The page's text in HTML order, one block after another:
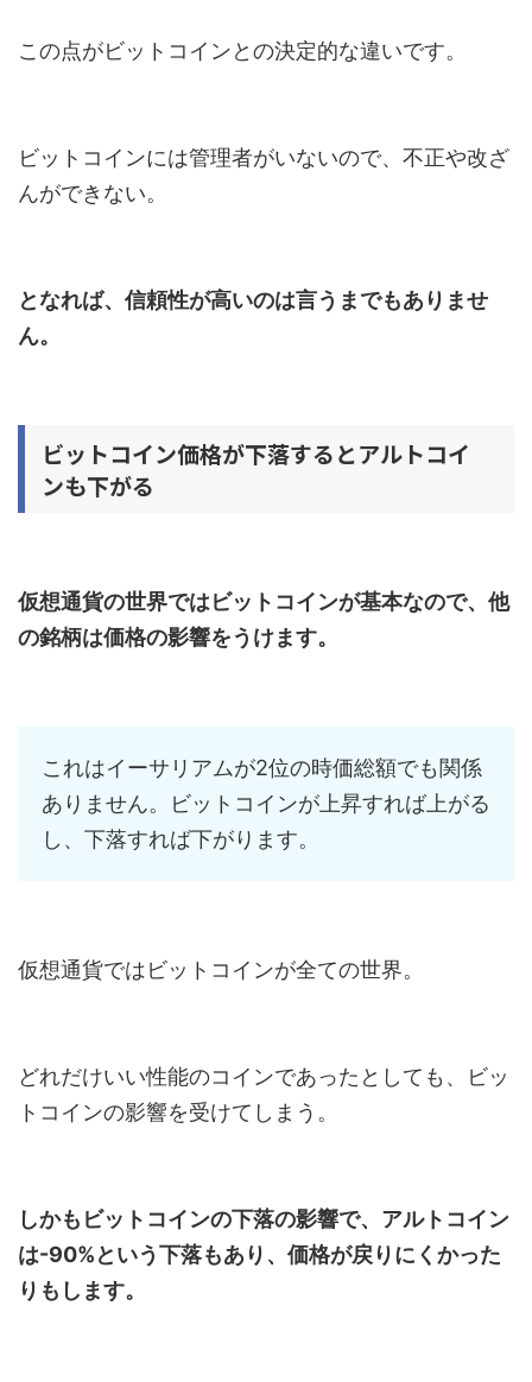
この点がビットコインとの決定的な違いです。
ビットコインには管理者がいないので、不正や改ざ
んができない。
となれば、信頼性が高いのは言うまでもありませ
ん。
ビットコイン価格が下落するとアルトコイ
ンも下がる
仮想通貨の世界ではビットコインが基本なので、他
の銘柄は価格の影響をうけます。
これはイーサリアムが2位の時価総額でも関係
ありません。ビットコインが上昇すれば上がる
し、下落すれば下がります。
仮想通貨ではビットコインが全ての世界。
どれだけいい性能のコインであったとしても、ビッ
トコインの影響を受けてしまう。
しかもビットコインの下落の影響で、アルトコイン
は-90%という下落もあり、価格が戻りにくかった
りもします。